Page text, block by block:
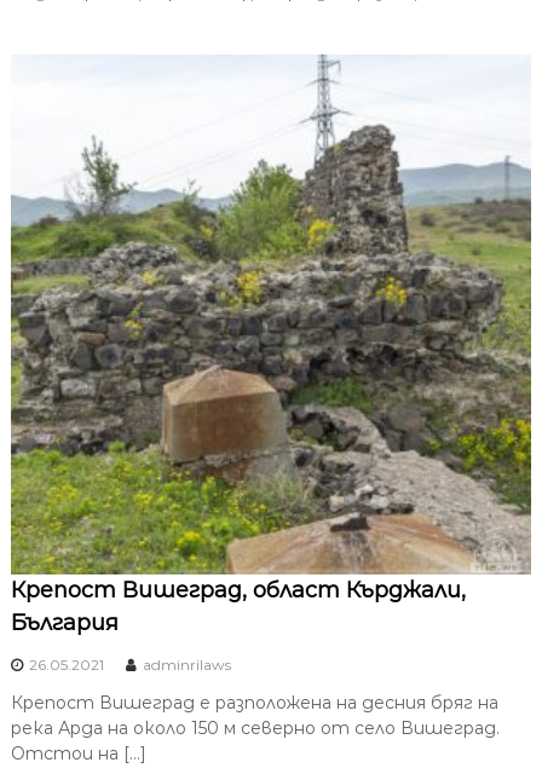
Крепост Вишеград, област Кърджали,
България
26.05.2021 adminrilaws
Крепост Вишеград е разположена на десния бряг на
река Арда на около 150 м северно от село Вишеград.
Отстои на […]